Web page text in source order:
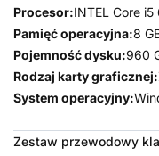
Procesor:INTEL Core
Pamięć operacyjna:8
Pojemność dysku:960
Rodzaj karty graficznej:
System operacyjny:
Zestaw przewodowy